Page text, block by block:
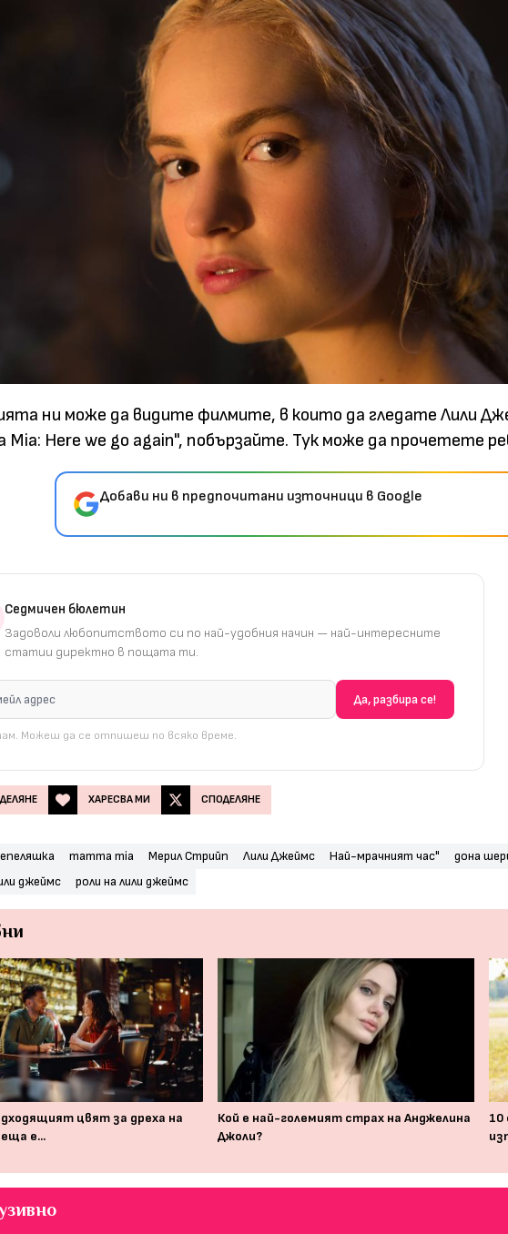
ни може да видите филмите, в които да гледате Лили
Mia: Here we go again", побързайте. Тук може да прочетете
Добави ни в предпочитани източници в Google
Седмичен бюлетин
Задоволи любопитството си по най-удобния начин — най-интересните
статии директно в пощата ти.
Можеш да се отпишеш по всяко време.
ХАРЕСВА МИ СПОДЕЛЯНЕ
mamma mia Мерил Стрийп Лили Джеймс Най-мрачният час" дона
джеймс
роли на лили джеймс
цвят за дреха на
е...
Кой е най-големият страх на Анджелина
Джоли?
10